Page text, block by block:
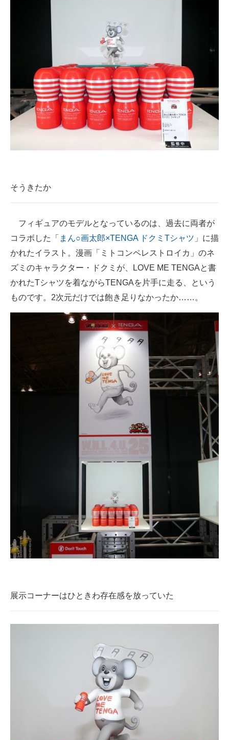
ビジネスと働き方のヒント
AI活用のいまが分かる
企業ITのトレンドを詳説
経営リーダーのコミュニティ
マーケ×ITの今がよく分かる
ITエンジニア向け専門サイト
モノづくり技術者専門サイト
エレクトロニクス専門サイト
エネルギーの専門メディア
ちょっと気になるネットの話題
そうきたか
フィギュアのモデルとなっているのは、過去に両者が
コラボした「 まん○画太郎×TENGA ドクミTシャツ 」に描
かれたイラスト。漫画「ミトコンペレストロイカ」のネ
ズミのキャラクター・ドクミが、LOVE ME TENGAと書
かれたTシャツを着ながらTENGAを片手に走る、という
ものです。2次元だけでは飽き足りなかったか……。
展示コーナーはひときわ存在感を放っていた